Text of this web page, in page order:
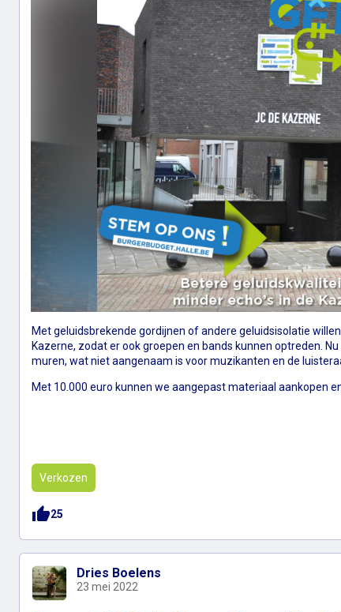
Met geluidsbrekende gordijnen of andere geluidsisolatie
Kazerne, zodat er ook groepen en bands kunnen optreden.
muren, wat niet aangenaam is voor muzikanten en de
Met 10.000 euro kunnen we aangepast materiaal aankopen
Verkozen
thumb_up25
Dries Boelens
23 mei 2022